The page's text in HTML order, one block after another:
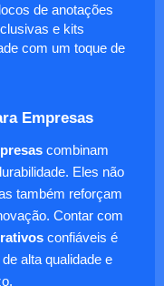
de anotações
e kits
com um toque de
Empresas
combinam
Eles não
também reforçam
Contar com
confiáveis é
alta qualidade e